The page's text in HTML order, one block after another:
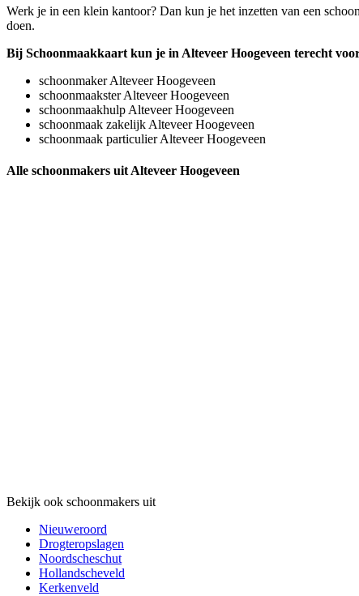
Werk je in een klein kantoor? Dan kun je het inzetten van een
doen.
Bij Schoonmaakkaart kun je in Alteveer Hoogeveen terecht
schoonmaker Alteveer Hoogeveen
schoonmaakster Alteveer Hoogeveen
schoonmaakhulp Alteveer Hoogeveen
schoonmaak zakelijk Alteveer Hoogeveen
schoonmaak particulier Alteveer Hoogeveen
Alle schoonmakers uit Alteveer Hoogeveen
Bekijk ook schoonmakers uit
Nieuweroord
Drogteropslagen
Noordscheschut
Hollandscheveld
Kerkenveld